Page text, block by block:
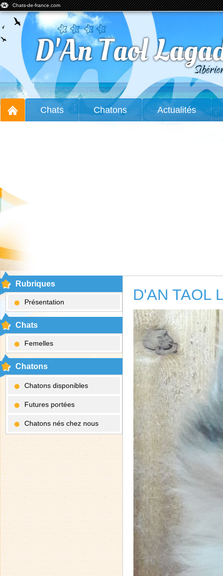
Chats-de-france.com
D'An Taol
Chats Chatons Actualités
Rubriques
Présentation
Chats
Femelles
Chatons
Chatons disponibles
Futures portées
Chatons nés chez nous
D'AN TAOL